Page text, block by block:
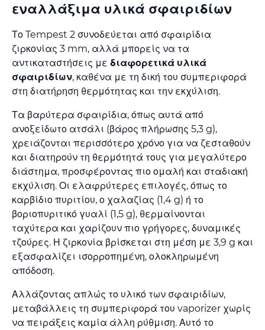
εναλλάξιμα υλικά σφαιριδίων
Το Tempest 2 συνοδεύεται από σφαιρίδια
ζιρκονίας 3 mm, αλλά μπορείς να τα
αντικαταστήσεις με διαφορετικά υλικά
σφαιριδίων, καθένα με τη δική του συμπεριφορά
στη διατήρηση θερμότητας και την εκχύλιση.
Τα βαρύτερα σφαιρίδια, όπως αυτά από
ανοξείδωτο ατσάλι (βάρος πλήρωσης 5,3 g),
χρειάζονται περισσότερο χρόνο για να ζεσταθούν
και διατηρούν τη θερμότητά τους για μεγαλύτερο
διάστημα, προσφέροντας πιο ομαλή και σταδιακή
εκχύλιση. Οι ελαφρύτερες επιλογές, όπως το
καρβίδιο πυριτίου, ο χαλαζίας (1,4 g) ή το
βοριοπυριτικό γυαλί (1,5 g), θερμαίνονται
ταχύτερα και χαρίζουν πιο γρήγορες, δυναμικές
τζούρες. Η ζιρκονία βρίσκεται στη μέση με 3,9 g και
εξασφαλίζει ισορροπημένη, ολοκληρωμένη
απόδοση.
Αλλάζοντας απλώς το υλικό των σφαιριδίων,
μεταβάλλεις τη συμπεριφορά του vaporizer χωρίς
να πειράξεις καμία άλλη ρύθμιση. Αυτό το